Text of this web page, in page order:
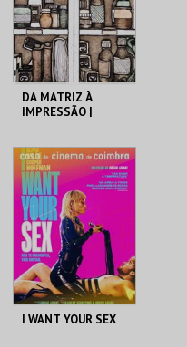
COMPRAR
DA MATRIZ À
IMPRESSÃO |
MUSEU DO ORIENTE.
MAIS INFO
INSCREVER
I WANT YOUR SEX